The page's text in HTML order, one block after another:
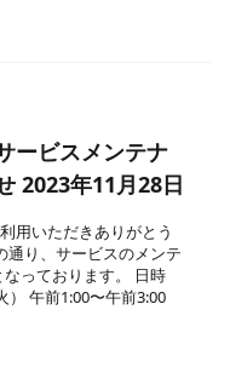
ービスメンテナ
2023年11月28日
用いただきありがとう
通り、サービスのメンテ
っております。 日時
） 午前1:00〜午前3:00